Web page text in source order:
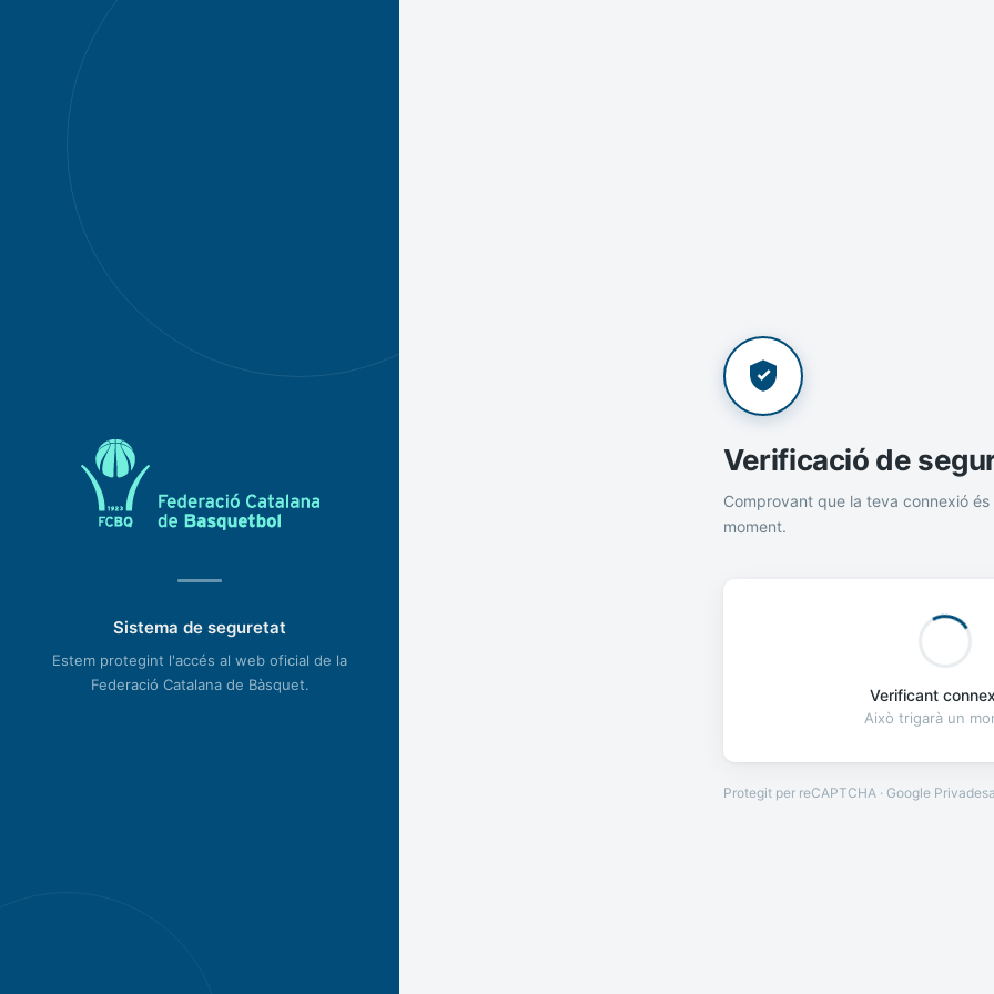
Sistema de seguretat
Estem protegint l'accés al web oficial de la
Federació Catalana de Bàsquet.
Verificació de
Comprovant que la teva connexió és
moment.
Verificant
Això trigarà un
Protegit per reCAPTCHA · Google Privadesa